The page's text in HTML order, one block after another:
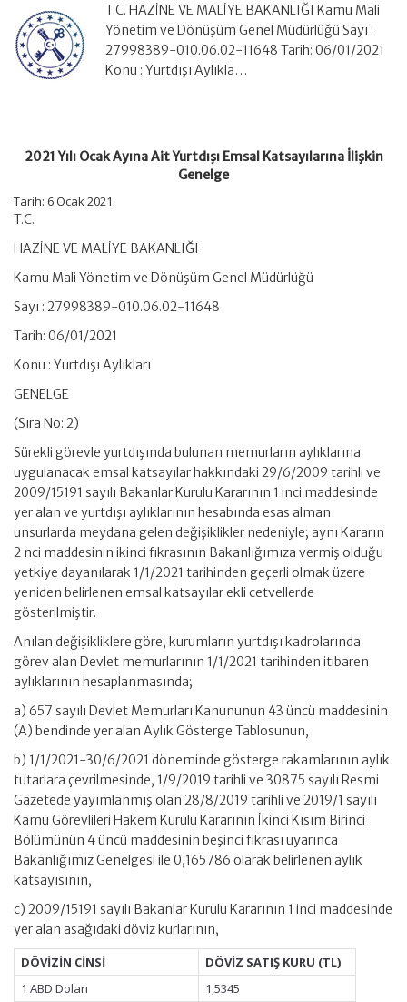
Katsayılarına
İlişkin
Genelge
için
T.C. HAZİNE VE MALİYE BAKANLIĞI Kamu Mali
Yönetim ve Dönüşüm Genel Müdürlüğü Sayı :
27998389-010.06.02-11648 Tarih: 06/01/2021
Konu : Yurtdışı Aylıkla…
2021 Yılı Ocak Ayına Ait Yurtdışı Emsal Katsayılarına İlişkin
Genelge
Tarih: 6 Ocak 2021
T.C.
HAZİNE VE MALİYE BAKANLIĞI
Kamu Mali Yönetim ve Dönüşüm Genel Müdürlüğü
Sayı : 27998389-010.06.02-11648
Tarih: 06/01/2021
Konu : Yurtdışı Aylıkları
GENELGE
(Sıra No: 2)
Sürekli görevle yurtdışında bulunan memurların aylıklarına
uygulanacak emsal katsayılar hakkındaki 29/6/2009 tarihli ve
2009/15191 sayılı Bakanlar Kurulu Kararının 1 inci maddesinde
yer alan ve yurtdışı aylıklarının hesabında esas alman
unsurlarda meydana gelen değişiklikler nedeniyle; aynı Kararın
2 nci maddesinin ikinci fıkrasının Bakanlığımıza vermiş olduğu
yetkiye dayanılarak 1/1/2021 tarihinden geçerli olmak üzere
yeniden belirlenen emsal katsayılar ekli cetvellerde
gösterilmiştir.
Anılan değişikliklere göre, kurumların yurtdışı kadrolarında
görev alan Devlet memurlarının 1/1/2021 tarihinden itibaren
aylıklarının hesaplanmasında;
a) 657 sayılı Devlet Memurları Kanununun 43 üncü maddesinin
(A) bendinde yer alan Aylık Gösterge Tablosunun,
b) 1/1/2021-30/6/2021 döneminde gösterge rakamlarının aylık
tutarlara çevrilmesinde, 1/9/2019 tarihli ve 30875 sayılı Resmi
Gazetede yayımlanmış olan 28/8/2019 tarihli ve 2019/1 sayılı
Kamu Görevlileri Hakem Kurulu Kararının İkinci Kısım Birinci
Bölümünün 4 üncü maddesinin beşinci fıkrası uyarınca
Bakanlığımız Genelgesi ile 0,165786 olarak belirlenen aylık
katsayısının,
c) 2009/15191 sayılı Bakanlar Kurulu Kararının 1 inci maddesinde
yer alan aşağıdaki döviz kurlarının,
DÖVİZİN CİNSİ
DÖVİZ SATIŞ KURU (TL)
1 ABD Doları
1,5345